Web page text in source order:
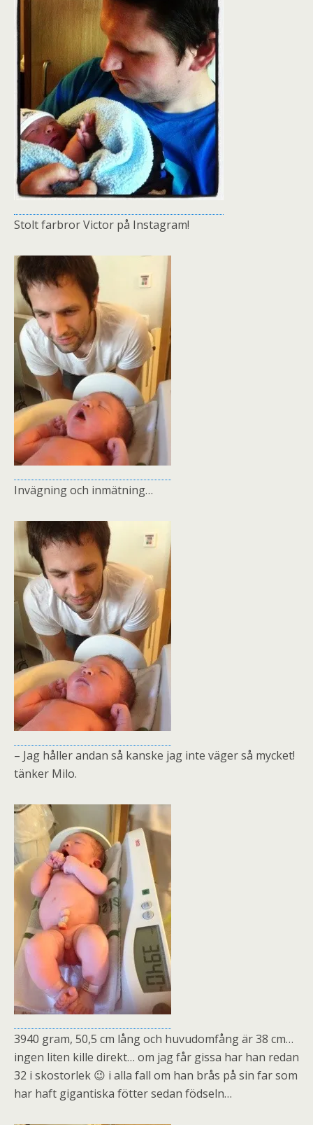
Stolt farbror Victor på Instagram!
Invägning och inmätning…
– Jag håller andan så kanske jag inte väger så mycket!
tänker Milo.
3940 gram, 50,5 cm lång och huvudomfång är 38 cm…
ingen liten kille direkt… om jag får gissa har han redan
32 i skostorlek 😉 i alla fall om han brås på sin far som
har haft gigantiska fötter sedan födseln…